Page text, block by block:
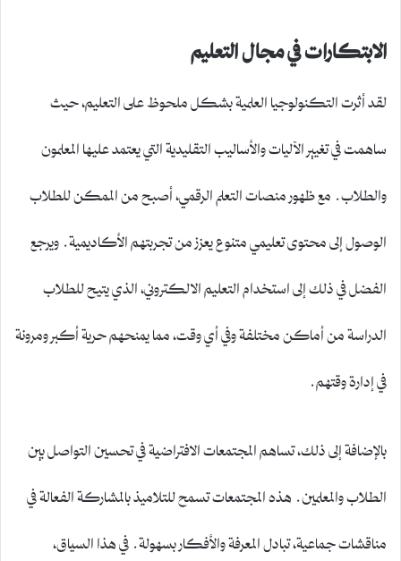
الابتكارات في مجال التعليم
لقد أثرت التكنولوجيا العلمية بشكل ملحوظ على التعليم، حيث
ساهمت في تغيير الآليات والأساليب التقليدية التي يعتمد عليها المعلمون
والطلاب. مع ظهور منصات التعلم الرقمي، أصبح من الممكن للطلاب
الوصول إلى محتوى تعليمي متنوع يعزز من تجربتهم الأكاديمية. ويرجع
الفضل في ذلك إلى استخدام التعليم الالكتروني، الذي يتيح للطلاب
الدراسة من أماكن مختلفة وفي أي وقت، مما يمنحهم حرية أكبر ومرونة
في إدارة وقتهم.
بالإضافة إلى ذلك، تساهم المجتمعات الافتراضية في تحسين التواصل بين
الطلاب والمعلمين. هذه المجتمعات تسمح للتلاميذ بالمشاركة الفعالة في
مناقشات جماعية، تبادل المعرفة والأفكار بسهولة. في هذا السياق،